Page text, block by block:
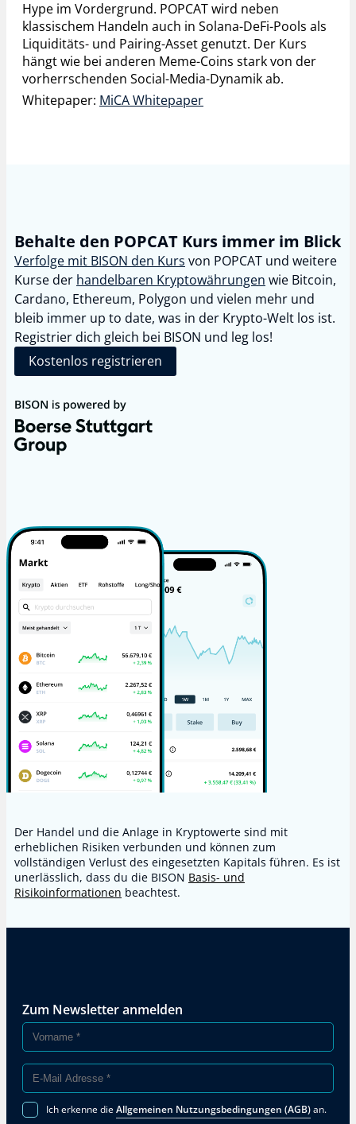
Hype im Vordergrund. POPCAT wird neben
klassischem Handeln auch in Solana-DeFi-Pools als
Liquiditäts- und Pairing-Asset genutzt. Der Kurs
hängt wie bei anderen Meme-Coins stark von der
vorherrschenden Social-Media-Dynamik ab.
Whitepaper: MiCA Whitepaper
Verfolge mit BISON den Kurs von POPCAT und weitere
Kurse der handelbaren Kryptowährungen wie Bitcoin,
Cardano, Ethereum, Polygon und vielen mehr und
bleib immer up to date, was in der Krypto-Welt los ist.
Registrier dich gleich bei BISON und leg los!
Behalte den POPCAT Kurs immer im Blick
Kostenlos registrieren
Der Handel und die Anlage in Kryptowerte sind mit
erheblichen Risiken verbunden und können zum
vollständigen Verlust des eingesetzten Kapitals führen. Es ist
unerlässlich, dass du die BISON Basis- und
Risikoinformationen beachtest.
Zum Newsletter anmelden
Ich erkenne dieAllgemeinen Nutzungsbedingungen (AGB)an.